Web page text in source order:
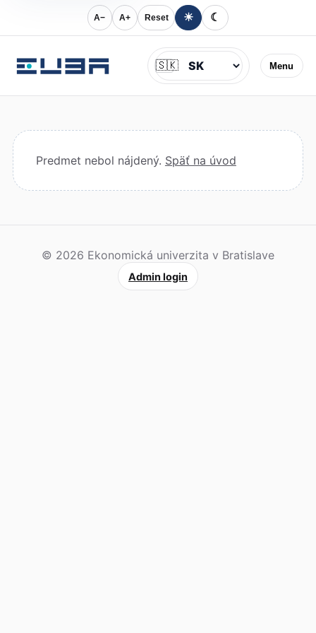
A− A+ Reset ☀ ☾
Menu
Jazyk
🇸🇰
Predmet nebol nájdený. Späť na úvod
© 2026 Ekonomická univerzita v Bratislave
Admin login